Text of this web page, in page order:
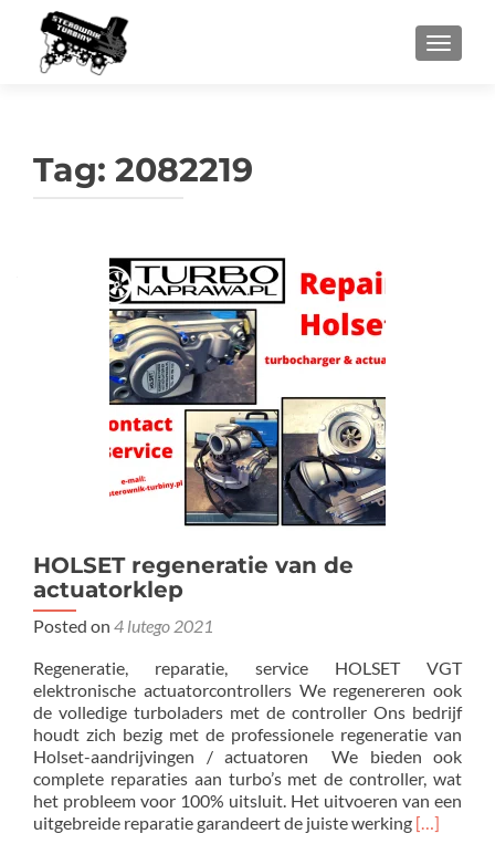
Tag: 2082219
HOLSET regeneratie van de
actuatorklep
Posted on 4 lutego 2021
Regeneratie, reparatie, service HOLSET VGT
elektronische actuatorcontrollers We regenereren ook
de volledige turboladers met de controller Ons bedrijf
houdt zich bezig met de professionele regeneratie van
Holset-aandrijvingen / actuatoren We bieden ook
complete reparaties aan turbo’s met de controller, wat
het probleem voor 100% uitsluit. Het uitvoeren van een
uitgebreide reparatie garandeert de juiste werking Read
[…]